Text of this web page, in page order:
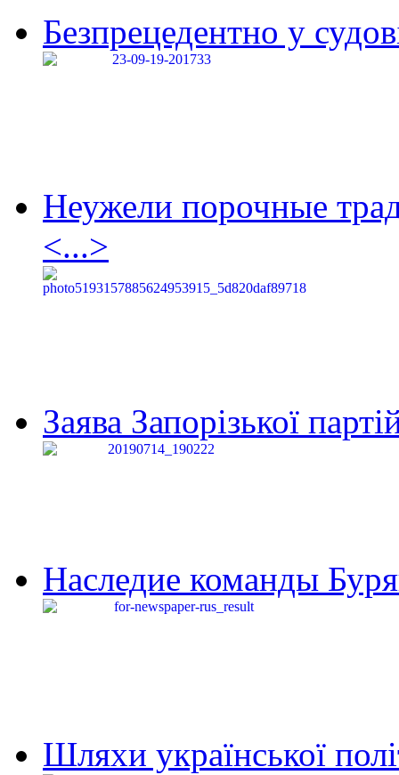
Безпрецедентно у
Неужели порочные
<...>
Заява Запорізької
Наследие команды
Шляхи української